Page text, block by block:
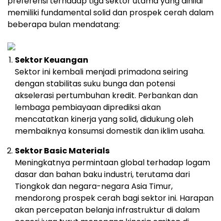
memiliki fundamentalsoliddan prospekcerahdalam
beberapa bulan mendatang:
SektorKeuangan
Sektorini kembali menjadi primadonaseiring
denganstabilitassuku bungadan potensi
akselerasi pertumbuhan kredit. Perbankandan
lembaga pembiayaandiprediksiakan
mencatatkan kinerjayangsolid,didukungoleh
membaiknya konsumsidomestikdaniklimusaha.
SektorBasicMaterials
Meningkatnya permintaanglobal terhadap logam
dasardan bahan bakuindustri, terutamadari
Tiongkokdan negara-negaraAsia Timur,
mendorong prospekcerah bagisektorini. Harapan
akan percepatan belanjainfrastrukturdidalam